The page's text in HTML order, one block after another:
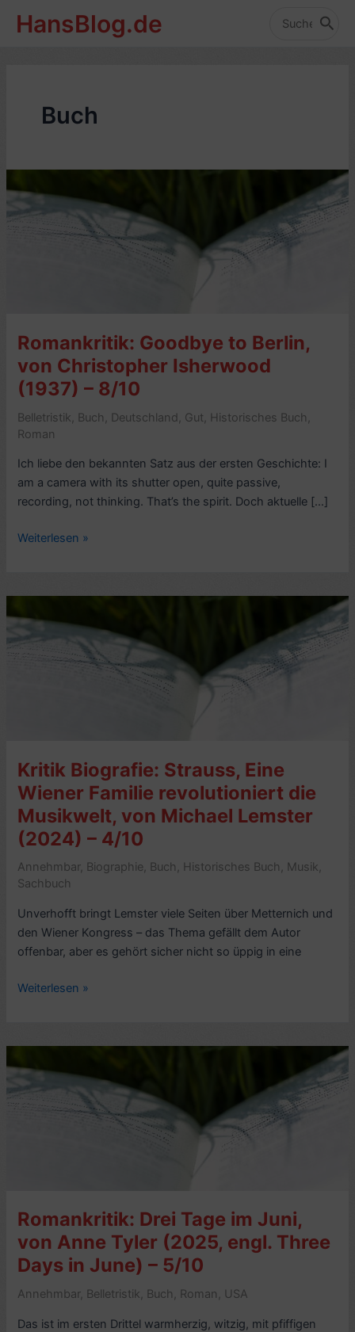
InhaltHansBlog.de
Search
Buch
Romankritik: Goodbye to Berlin,
von Christopher Isherwood
(1937) – 8/10
Belletristik, Buch , Deutschland, Gut, Historisches Buch ,
Roman
Ich liebe den bekannten Satz aus der ersten Geschichte: I
am a camera with its shutter open, quite passive,
recording, not thinking. That’s the spirit. Doch aktuelle […]
Romankritik:
Berlin,
Isherwood
Weiterlesen »
Kritik Biografie: Strauss, Eine
Wiener Familie revolutioniert die
Musikwelt, von Michael Lemster
(2024) – 4/10
Annehmbar, Biographie, Buch , Historisches Buch , Musik,
Sachbuch
Unverhofft bringt Lemster viele Seiten über Metternich und
den Wiener Kongress – das Thema gefällt dem Autor
offenbar, aber es gehört sicher nicht so üppig in eine
Kritik
Eine
revolutioniert
(2024)
4/10
Weiterlesen »
Romankritik: Drei Tage im Juni,
von Anne Tyler (2025, engl. Three
Days in June) – 5/10
Annehmbar, Belletristik, Buch , Roman , USA
Das ist im ersten Drittel warmherzig, witzig, mit pfiffigen